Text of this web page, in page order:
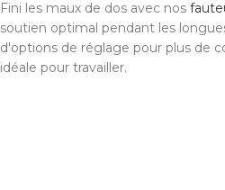
Fini les maux de dos avec nos
soutien optimal pendant les
d'options de réglage pour plus de
idéale pour travailler.